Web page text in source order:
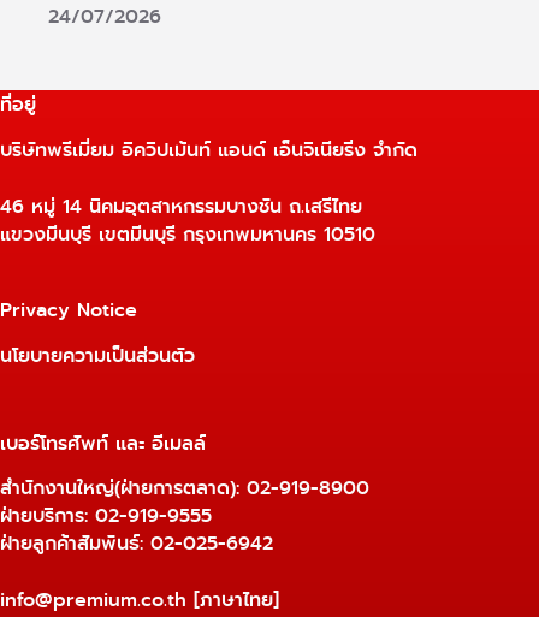
24/07/2026
ที่อยู่
บริษัทพรีเมี่ยม อิควิปเม้นท์ แอนด์ เอ็นจิเนียริ่ง จำกัด
46 หมู่ 14 นิคมอุตสาหกรรมบางชัน ถ.เสรีไทย
แขวงมีนบุรี เขตมีนบุรี กรุงเทพมหานคร 10510
Privacy Notice
นโยบายความเป็นส่วนตัว
เบอร์โทรศัพท์ และ อีเมลล์
สำนักงานใหญ่(ฝ่ายการตลาด): 02-919-8900
ฝ่ายบริการ: 02-919-9555
ฝ่ายลูกค้าสัมพันธ์: 02-025-6942
info@premium.co.th [ภาษาไทย]